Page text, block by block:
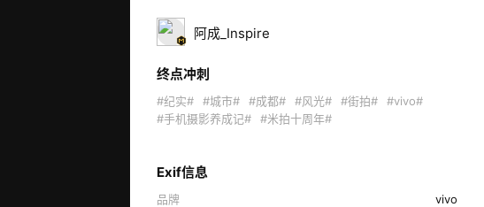
阿成_Inspire
终点冲刺
#纪实# #城市# #成都# #风光# #街拍#
#vivo#
#手机摄影养成记#
#米拍十周年#
Exif信息
品牌
vivo